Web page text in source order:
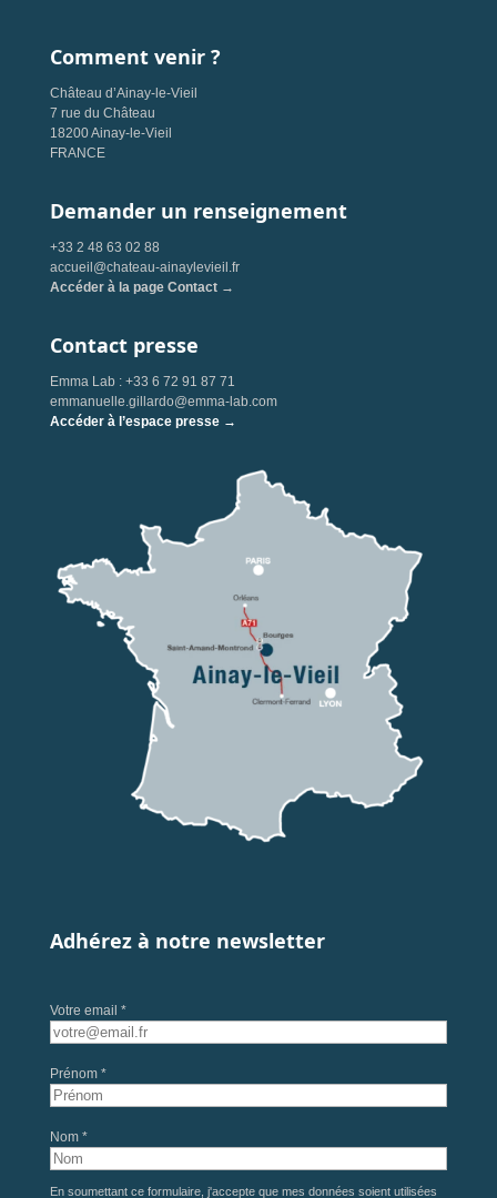
Comment venir ?
Château d’Ainay-le-Vieil
7 rue du Château
18200 Ainay-le-Vieil
FRANCE
Demander un renseignement
+33 2 48 63 02 88
accueil@chateau-ainaylevieil.fr
Accéder à la page Contact →
Contact presse
Emma Lab : +33 6 72 91 87 71
emmanuelle.gillardo@emma-lab.com
Accéder à l’espace presse →
Adhérez à notre newsletter
Votre email *
Prénom *
Nom *
En soumettant ce formulaire, j'accepte que mes données soient utilisées